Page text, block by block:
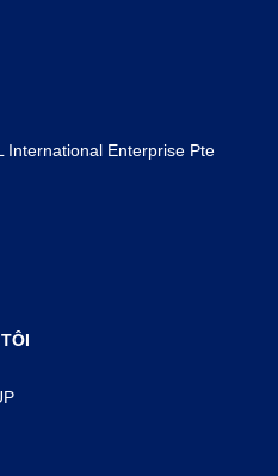
International Enterprise Pte
TÔI